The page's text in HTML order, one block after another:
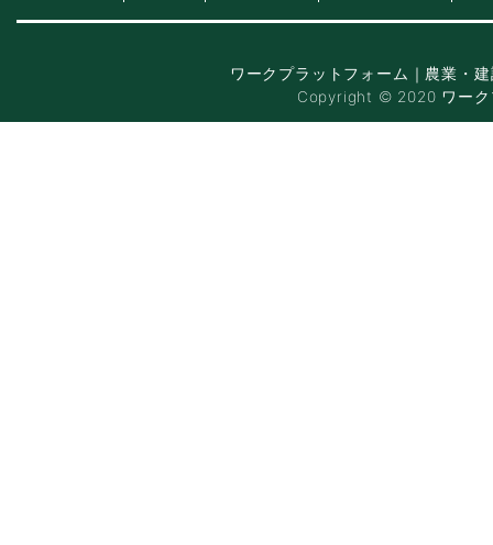
ワークプラットフォーム｜農業・
Copyright © 2020 ワーク